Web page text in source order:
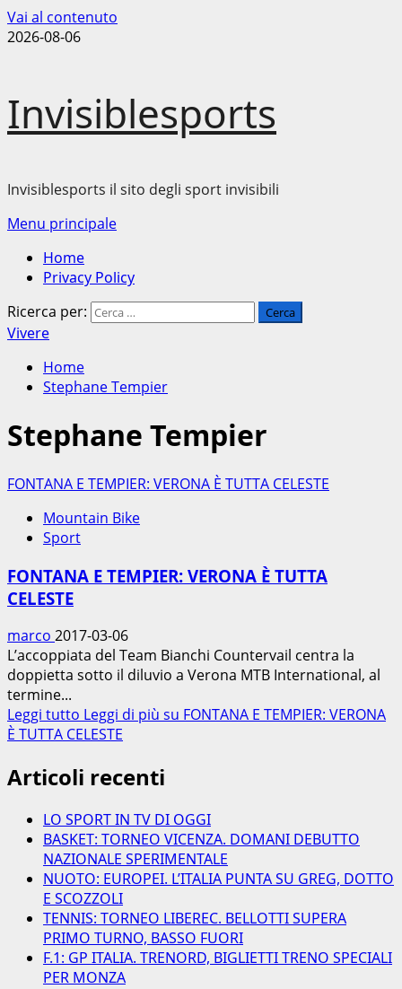
Vai al contenuto
2026-08-06
Invisiblesports
Invisiblesports il sito degli sport invisibili
Menu principale
Home
Privacy Policy
Ricerca per:
Vivere
Home
Stephane Tempier
Stephane Tempier
FONTANA E TEMPIER: VERONA È TUTTA CELESTE
Mountain Bike
Sport
FONTANA E TEMPIER: VERONA È TUTTA
CELESTE
marco 2017-03-06
L’accoppiata del Team Bianchi Countervail centra la
doppietta sotto il diluvio a Verona MTB International, al
termine...
Leggi tutto Leggi di più su FONTANA E TEMPIER: VERONA
È TUTTA CELESTE
Articoli recenti
LO SPORT IN TV DI OGGI
BASKET: TORNEO VICENZA. DOMANI DEBUTTO
NAZIONALE SPERIMENTALE
NUOTO: EUROPEI. L’ITALIA PUNTA SU GREG, DOTTO
E SCOZZOLI
TENNIS: TORNEO LIBEREC. BELLOTTI SUPERA
PRIMO TURNO, BASSO FUORI
F.1: GP ITALIA. TRENORD, BIGLIETTI TRENO SPECIALI
PER MONZA